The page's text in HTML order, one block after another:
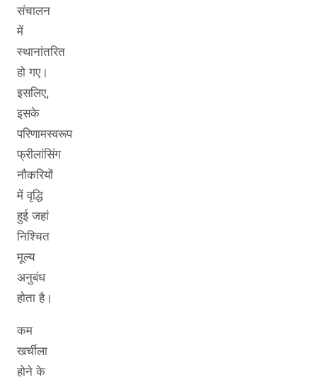
संचालन
में
स्थानांतरित
हो गए।
इसलिए,
इसके
परिणामस्वरूप
फ्रीलांसिंग
नौकरियों
में वृद्धि
हुई जहां
निश्चित
मूल्य
अनुबंध
होता है।
कम
खर्चीला
होने के